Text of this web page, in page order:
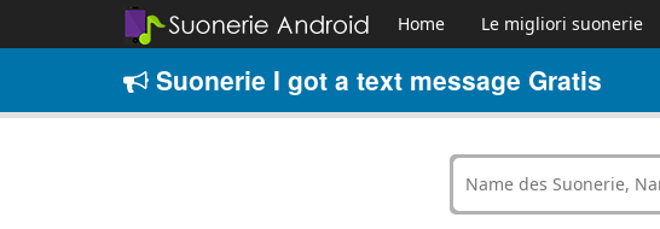
Home Le migliori suonerie
Suonerie I got a text message Gratis